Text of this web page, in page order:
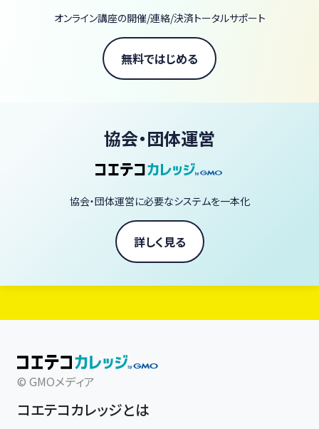
に。一生モノのスキルが手に入ります。
一流の講師陣： 著書70冊以上の庄司いずみをはじめ、ヴィーガン界
の第一線で活躍するシェフやパティシエなど60名以上が直接指導。
スタジオクオリティの体験： ライブ配信の臨場感で、自宅にいながら
ヴィーガン料理家 庄司いずみ
オンライン講座の開催/連絡/決済トータルサポート
無料ではじめる
協会・団体運営
協会・団体運営に必要なシステムを一本化
詳しく見る
© GMOメディア
コエテコカレッジとは